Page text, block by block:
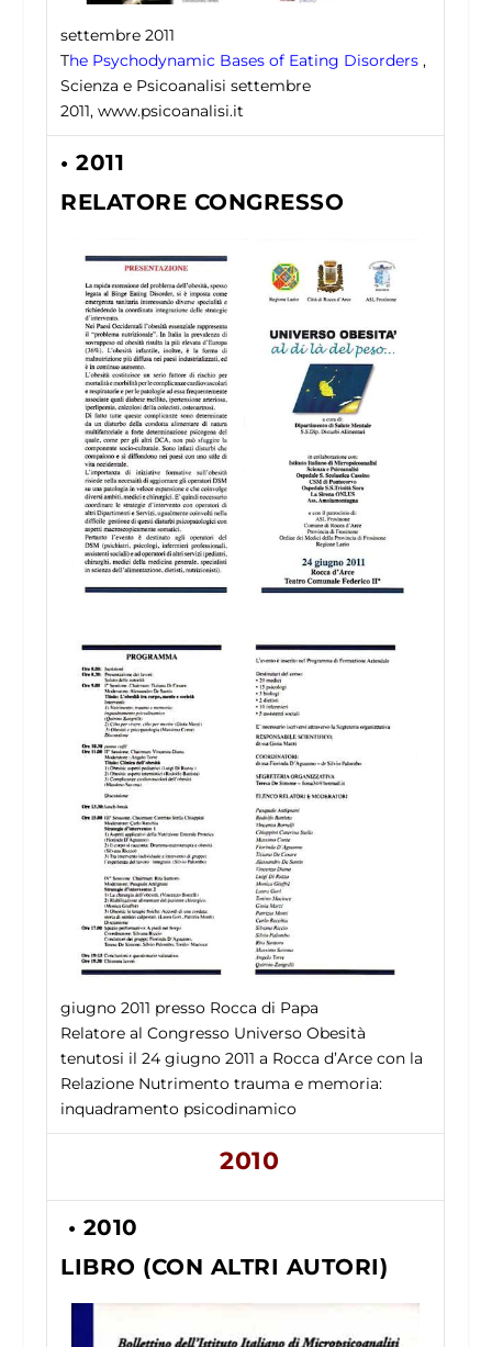
settembre 2011
The Psychodynamic Bases of Eating Disorders,
Scienza e Psicoanalisi settembre
2011, www.psicoanalisi.it
• 2011
RELATORE CONGRESSO
giugno 2011 presso Rocca di Papa
Relatore al Congresso Universo Obesità
tenutosi il 24 giugno 2011 a Rocca d’Arce con la
Relazione Nutrimento trauma e memoria:
inquadramento psicodinamico
2010
• 2010
LIBRO (CON ALTRI AUTORI)